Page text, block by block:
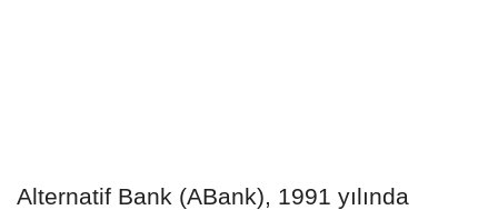
Alternatif Bank (ABank), 1991 yılında